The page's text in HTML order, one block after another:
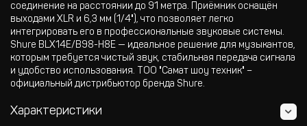
соединение на расстоянии до 91 метра. Приёмник оснащён
выходами XLR и 6,3 мм (1/4"), что позволяет легко
интегрировать его в профессиональные звуковые системы.
Shure BLX14E/B98-H8E — идеальное решение для музыкантов,
которым требуется чистый звук, стабильная передача сигнала
и удобство использования. ТОО "Самат шоу техник" –
официальный дистрибьютор бренда Shure.
Характеристики